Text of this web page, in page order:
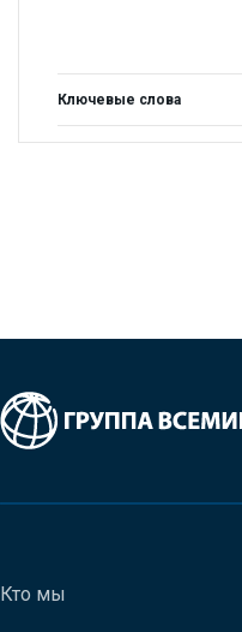
Ключевые слова
Кто мы